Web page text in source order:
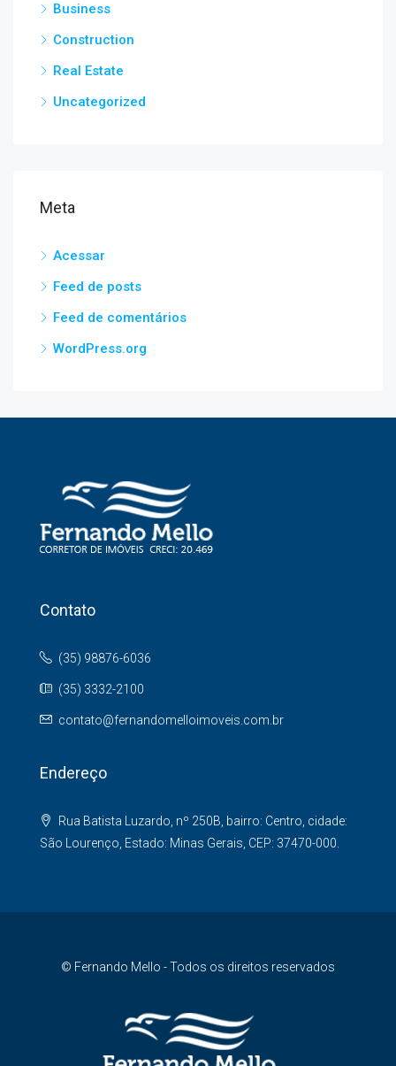
Business
Construction
Real Estate
Uncategorized
Meta
Acessar
Feed de posts
Feed de comentários
WordPress.org
Contato
(35) 98876-6036
(35) 3332-2100
contato@fernandomelloimoveis.com.br
Endereço
Rua Batista Luzardo, nº 250B, bairro: Centro, cidade:
São Lourenço, Estado: Minas Gerais, CEP: 37470-000.
© Fernando Mello - Todos os direitos reservados